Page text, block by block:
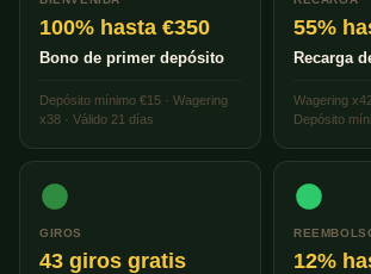
100% hasta €350
Bono de primer depósito
Depósito mínimo €15 · Wagering
x38 · Válido 21 días
55%
Recarga
Wagering
Depósito
GIROS
43 giros gratis 12%